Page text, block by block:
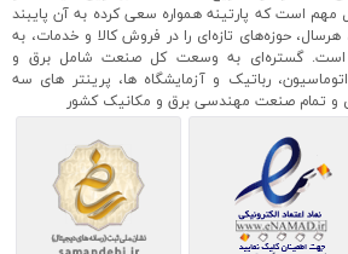
است که پارتینه همواره سعی کرده به آن پایبند
حوزه‌های تازه‌ای را در فروش کالا و خدمات، به
است. گستره‌ای به وسعت کل صنعت شامل برق و
رباتیک و آزمایشگاه ها، پرینتر های سه
و تمام صنعت مهندسی برق و مکانیک کشور